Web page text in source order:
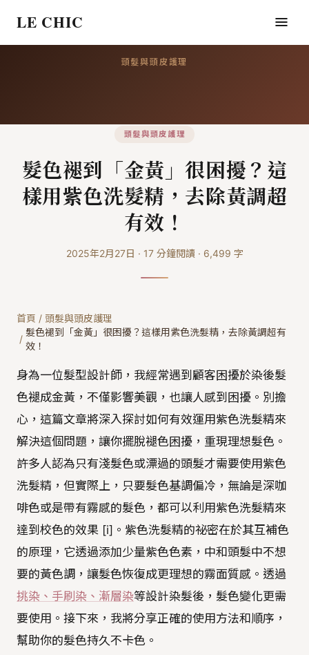
LE CHIC
頭髮與頭皮護理
頭髮與頭皮護理
髮色褪到「金黃」很困擾？這
樣用紫色洗髮精，去除黃調超
有效！
2025年2月27日 · 17分鐘閱讀· 6,499 字
首頁 / 頭髮與頭皮護理
/
髮色褪到「金黃」很困擾？這樣用紫色洗髮精，去除黃調超有
效！
身為一位髮型設計師，我經常遇到顧客困擾於染後髮
色褪成金黃，不僅影響美觀，也讓人感到困擾。別擔
心，這篇文章將深入探討如何有效運用紫色洗髮精來
解決這個問題，讓你擺脫褪色困擾，重現理想髮色。
許多人認為只有淺髮色或漂過的頭髮才需要使用紫色
洗髮精，但實際上，只要髮色基調偏冷，無論是深咖
啡色或是帶有霧感的髮色，都可以利用紫色洗髮精來
達到校色的效果 [i]。紫色洗髮精的祕密在於其互補色
的原理，它透過添加少量紫色色素，中和頭髮中不想
要的黃色調，讓髮色恢復成更理想的霧面質感。透過
挑染、手刷染、漸層染等設計染髮後，髮色變化更需
要使用。接下來，我將分享正確的使用方法和順序，
幫助你的髮色持久不卡色。